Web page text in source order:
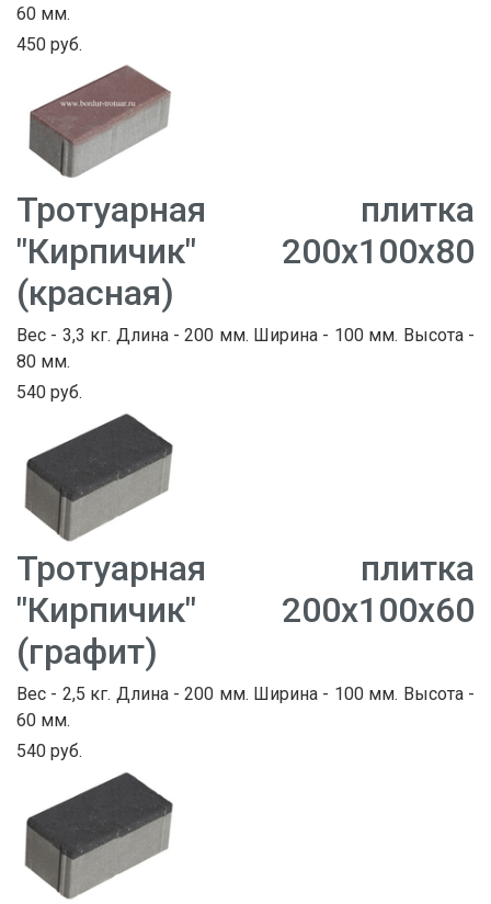
60 мм.
450 руб.
Тротуарная плитка
"Кирпичик" 200х100х80
(красная)
Вес - 3,3 кг. Длина - 200 мм. Ширина - 100 мм. Высота -
80 мм.
540 руб.
Тротуарная плитка
"Кирпичик" 200х100х60
(графит)
Вес - 2,5 кг. Длина - 200 мм. Ширина - 100 мм. Высота -
60 мм.
540 руб.